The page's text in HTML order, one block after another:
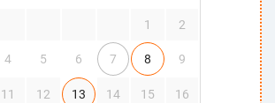
1 2
4 5 6 7 8 9
11 12 13 14 15 16